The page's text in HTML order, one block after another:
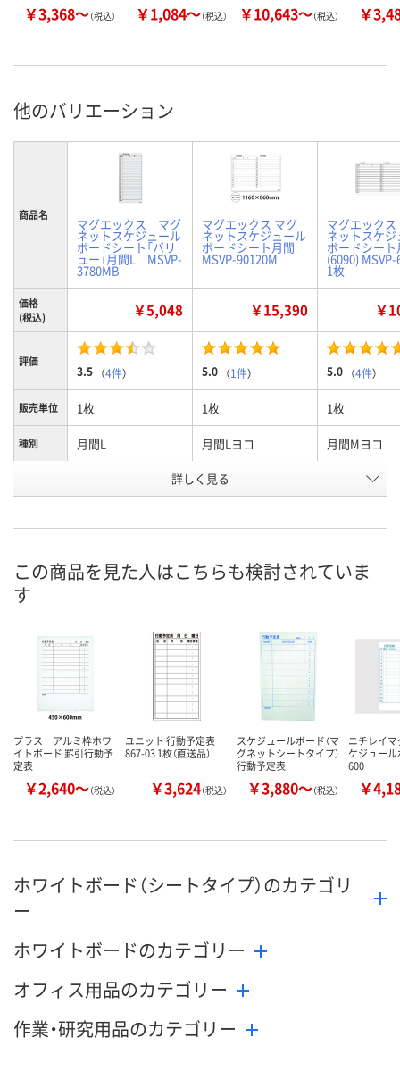
￥3,368～（税込） ￥1,084～（税込） ￥10,643～（税込） ￥
他のバリエーション
商品名
マグエックス マグ
ネットスケジュール
ボードシート「バリ
ュー」月間L MSVP-
3780MB
マグエックス マグ
ネットスケジュール
ボードシート月間
MSVP-90120M
マグエックス
ネットスケ
ボードシート
(6090)
1枚
価格
(税込)
￥5,048 ￥15,390 ￥
評価
3.5 （4件） 5.0 （1件） 5.0 （4件）
販売単位 1枚 1枚 1枚
種別 月間L 月間Lヨコ 月間Mヨコ
J444230 2331263
8月10日（月）
カゴへ カゴへ カ
詳しく見る
この商品を見た人はこちらも検討されていま
す
プラス アルミ枠ホワ
イトボード 罫引行動予
定表
￥2,640～（税込）
ユニット 行動予定表
867-03 1枚（直送品）
￥3,624（税込）
スケジュールボード（マ
グネットシートタイプ）
行動予定表
￥3,880～（税込）
ニチレイ
ケジュー
600
￥
ホワイトボード（シートタイプ）のカテゴリ
ー
ホワイトボードのカテゴリー
オフィス用品のカテゴリー
作業・研究用品のカテゴリー